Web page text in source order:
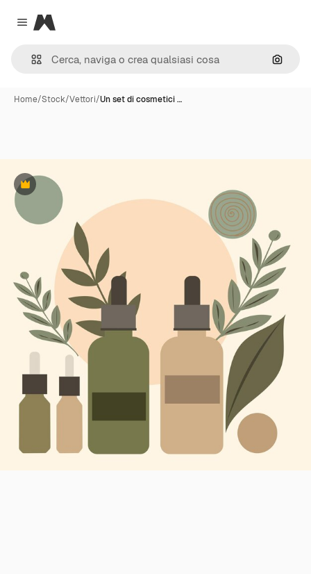
Close menu
Magnific
Cerca
Home/Stock/Vettori/Un set di cosmetici …
Premium